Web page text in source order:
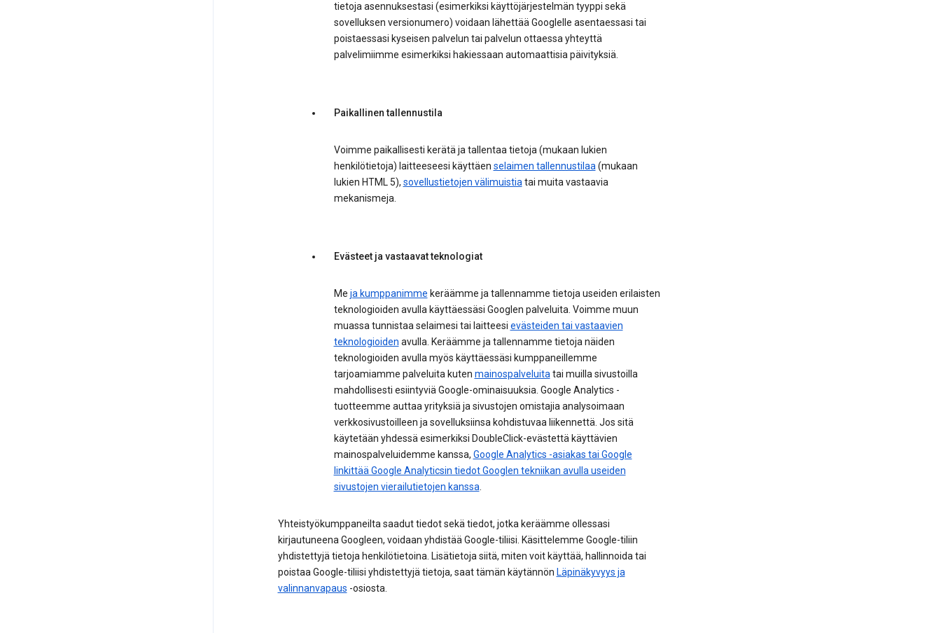
tietoja asennuksestasi (esimerkiksi käyttöjärjestelmän tyyppi sekä
sovelluksen versionumero) voidaan lähettää Googlelle asentaessasi tai
poistaessasi kyseisen palvelun tai palvelun ottaessa yhteyttä
palvelimiimme esimerkiksi hakiessaan automaattisia päivityksiä.
Paikallinen tallennustila
Voimme paikallisesti kerätä ja tallentaa tietoja (mukaan lukien
henkilötietoja) laitteeseesi käyttäen selaimen tallennustilaa(mukaan
lukien HTML 5), sovellustietojen välimuistiatai muita vastaavia
mekanismeja.
Evästeet ja vastaavat teknologiat
Me ja kumppanimme keräämme ja tallennamme tietoja useiden erilaisten
teknologioiden avulla käyttäessäsi Googlen palveluita. Voimme muun
muassa tunnistaa selaimesi tai laitteesi evästeiden tai vastaavien
teknologioiden avulla. Keräämme ja tallennamme tietoja näiden
teknologioiden avulla myös käyttäessäsi kumppaneillemme
tarjoamiamme palveluita kuten mainospalveluitatai muilla sivustoilla
mahdollisesti esiintyviä Google-ominaisuuksia. Google Analytics -
tuotteemme auttaa yrityksiä ja sivustojen omistajia analysoimaan
verkkosivustoilleen ja sovelluksiinsa kohdistuvaa liikennettä. Jos sitä
käytetään yhdessä esimerkiksi DoubleClick-evästettä käyttävien
mainospalveluidemme kanssa, Google Analytics -asiakas tai Google
linkittää Google Analyticsin tiedot Googlen tekniikan avulla useiden
sivustojen vierailutietojen kanssa.
Yhteistyökumppaneilta saadut tiedot sekä tiedot, jotka keräämme ollessasi
kirjautuneena Googleen, voidaan yhdistää Google-tiliisi. Käsittelemme Google-tiliin
yhdistettyjä tietoja henkilötietoina. Lisätietoja siitä, miten voit käyttää, hallinnoida tai
poistaa Google-tiliisi yhdistettyjä tietoja, saat tämän käytännön Läpinäkyvyys ja
valinnanvapaus -osiosta.